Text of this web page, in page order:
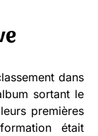
dans
sortant le
premières
était